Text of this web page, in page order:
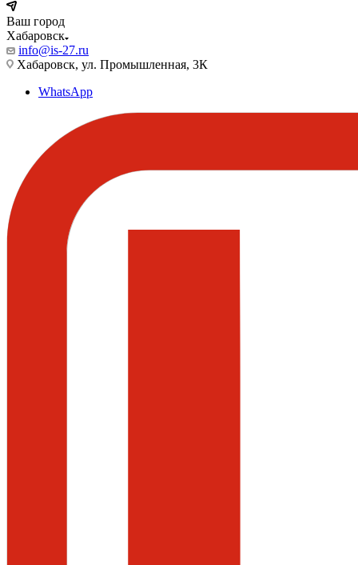
Ваш город
Хабаровск
info@is-27.ru
Хабаровск, ул. Промышленная, 3К
WhatsApp